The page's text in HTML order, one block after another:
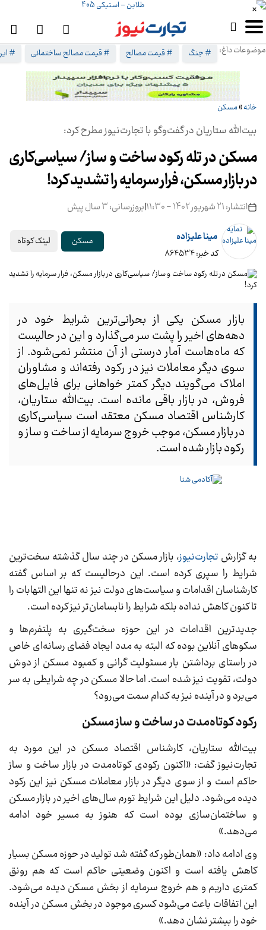
موضوعات داغ: # جنگ # قیمت مصالح # قیمت مصالح ساختمانی #
×
خانه» مسکن
بیت‌الله ستاریان در گفت‌وگو با تجارت‌نیوز مطرح کرد:
مسکن در تله رکود ساخت و ساز/ سیاسی‌کاری
در بازار مسکن، فرار سرمایه را تشدید کرد!
انتشار: 21 شهریور 1402 - 11:30 |بروزرسانی: 3 سال پیش
مینا علیزاده
کد خبر: 864534
مسکن لینک کوتاه
بازار مسکن یکی از بحرانی‌ترین شرایط خود در
دهه‌های اخیر را پشت سر می‌گذارد و این در حالیست
که ماه‌هاست آمار درستی از آن منتشر نمی‌شود. از
سوی دیگر معاملات نیز در رکود رفته‌اند و مشاوران
املاک می‌گویند دیگر کمتر خواهانی برای فایل‌های
فروش، در بازار باقی مانده است. بیت‌الله ستاریان،
کارشناس اقتصاد مسکن معتقد است سیاسی‌کاری
در بازار مسکن، موجب خروج سرمایه از ساخت و ساز و
رکود بازار شده است.
به گزارش تجارت‌نیوز، بازار مسکن در چند سال گذشته سخت‌ترین
شرایط را سپری کرده است. این درحالیست که بر اساس گفته
کارشناسان اقدامات و سیاست‌های دولت نیز نه تنها این التهابات را
تا کنون کاهش نداده بلکه شرایط را نابسامان‌تر نیز کرده است.
جدیدترین اقدامات در این حوزه سخت‌گیری به پلتفرم‌ها و
سکوهای آنلاین بوده که البته به مدد ایجاد فضای رسانه‌ای خاص
در راستای برداشتن بار مسئولیت گرانی و کمبود مسکن از دوش
دولت، تقویت نیز شده است. اما حالا مسکن در چه شرایطی به سر
می‌برد و در آینده نیز به کدام سمت می‌رود؟
رکود کوتاه‌مدت در ساخت و ساز مسکن
بیت‌الله ستاریان، کارشناس اقتصاد مسکن در این مورد به
تجارت‌نیوز گفت: «اکنون رکودی کوتاه‌مدت در بازار ساخت و ساز
حاکم است و از سوی دیگر در بازار معاملات مسکن نیز این رکود
دیده می‌شود. دلیل این شرایط تورم سال‌های اخیر در بازار مسکن
و ساختمان‌سازی بوده است که هنوز به مسیر خود ادامه
می‌دهد.»
وی ادامه داد: «همان‌طور که گفته شد تولید در حوزه مسکن بسیار
کاهش یافته است و اکنون وضعیتی حاکم است که هم رونق
کمتری داریم و هم خروج سرمایه از بخش مسکن دیده می‌شود.
این اتفاقات باعث می‌شود کسری موجود در بخش مسکن در آینده
خود را بیشتر نشان دهد.»